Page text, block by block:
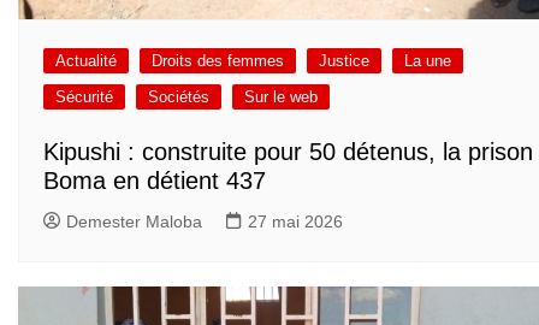
Actualité Droits des femmes Justice
La une
Sécurité
Sociétés Sur le web
Kipushi : construite pour 50 détenus, la prison
Boma en détient 437
Demester Maloba 27 mai 2026